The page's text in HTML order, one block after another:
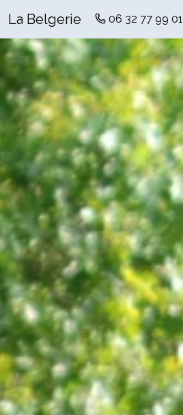
La Belgerie 06 32 77 99 01